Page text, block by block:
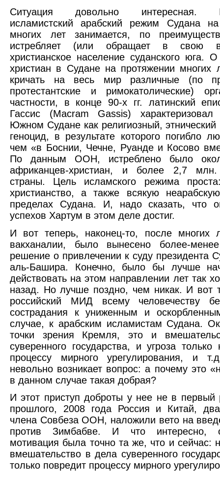
Ситуация довольно интересная.
исламистский арабский режим Судана
многих лет занимается, по
истребляет (или обращает в свою
христианское население суданского юга.
христиан в Судане на протяжении многих
кричать на весь мир различные (по
протестантские и римокатолические)
частности, в конце 90-х гг. латинский
Гассис (Macram Gassis)
Южном Судане как религиозный, этнический
геноцид, в результате которого погибло
чем «в Боснии, Чечне, Руанде и Косово
По данным ООН, истреблено было
африканцев-христиан, и более 2,7
страны. Цель исламского режима
христианство, а также всякую
пределах Судана. И, надо сказать, что
успехов Хартум в этом деле достиг.
И вот теперь, наконец-то, после многих
вакханалии, было вынесено более-
решение о привлечении к суду президента
аль-Башира. Конечно, было бы лучше
действовать на этом направлении лет так
назад. Но лучше поздно, чем никак. И вот
российский МИД всему человечеству
сострадания к униженным и
случае, к арабским исламистам Судана.
точки зрения Кремля, это и
суверенного государства, и угроза только
процессу мирного урегулирования, и
невольно возникает вопрос: а почему это
в данном случае такая добрая?
И этот приступ доброты у нее не в
прошлого, 2008 года Россия и Китай,
члена Совбеза ООН, наложили вето на
против Зимбабве. И что интересно,
мотивация была точно та же, что и сейчас:
вмешательство в дела суверенного
только повредит процессу мирного